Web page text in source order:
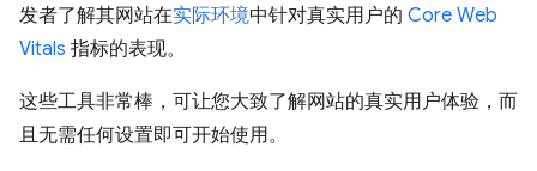
发者了解其网站在实际环境中针对真实用户的 Core Web
Vitals 指标的表现。
这些工具非常棒，可让您大致了解网站的真实用户体验，而
且无需任何设置即可开始使用。